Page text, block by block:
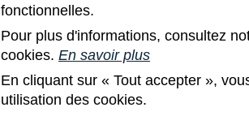
fonctionnelles.
Pour plus d'informations, consultez
cookies. En savoir plus
En cliquant sur « Tout accepter »,
utilisation des cookies.